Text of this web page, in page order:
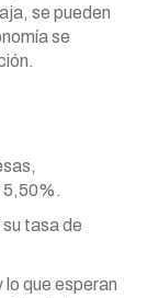
se pueden
se
5,50%.
tasa de
que esperan